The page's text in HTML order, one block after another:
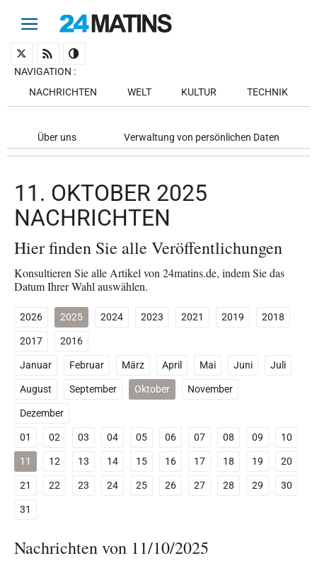
NAVIGATION :
NACHRICHTEN
WELT KULTUR TECHNIK
Über uns Verwaltung von persönlichen Daten
11. OKTOBER 2025
NACHRICHTEN
Hier finden Sie alle Veröffentlichungen
Konsultieren Sie alle Artikel von 24matins.de, indem Sie das
Datum Ihrer Wahl auswählen.
2026 2025 2024 2023 2021 2019
2018
2017
2016
Januar
Februar März April Mai Juni
Juli
August
September Oktober
November
Dezember
01
02 03 04 05 06 07 08 09
10
11
12 13 14 15 16 17 18 19
20
21
22 23 24 25 26 27 28 29
30
31
Nachrichten von 11/10/2025